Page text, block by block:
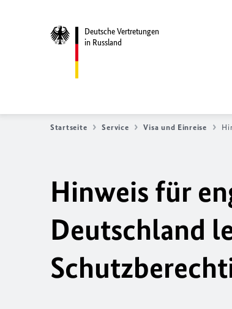
Deutsche Vertretungen
in Russland
Startseite Service Visa und Einreise
Hinweis für
Deutschland